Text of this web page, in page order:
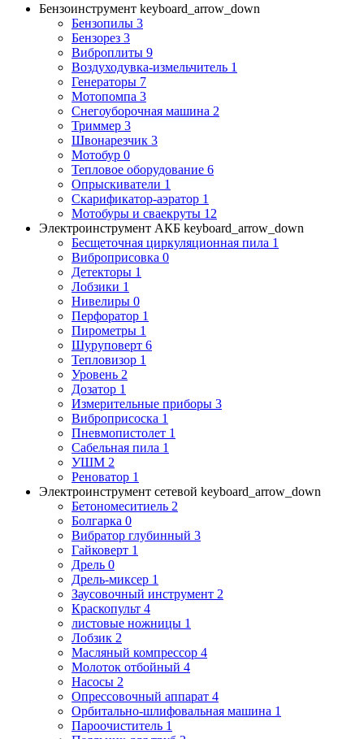
Бензоинструмент keyboard_arrow_down
Бензопилы 3
Бензорез 3
Виброплиты 9
Воздуходувка-измельчитель 1
Генераторы 7
Мотопомпа 3
Снегоуборочная машина 2
Триммер 3
Швонарезчик 3
Мотобур 0
Тепловое оборудование 6
Опрыскиватели 1
Скарификатор-аэратор 1
Мотобуры и сваекруты 12
Электроинструмент АКБ keyboard_arrow_down
Бесщеточная циркуляционная пила 1
Виброприсовка 0
Детекторы 1
Лобзики 1
Нивелиры 0
Перфоратор 1
Пирометры 1
Шуруповерт 6
Тепловизор 1
Уровень 2
Дозатор 1
Измерительные приборы 3
Виброприсоска 1
Пневмопистолет 1
Сабельная пила 1
УШМ 2
Реноватор 1
Электроинструмент сетевой keyboard_arrow_down
Бетономеситиель 2
Болгарка 0
Вибратор глубинный 3
Гайковерт 1
Дрель 0
Дрель-миксер 1
Заусовочный инструмент 2
Краскопульт 4
листовые ножницы 1
Лобзик 2
Масляный компрессор 4
Молоток отбойный 4
Насосы 2
Опрессовочный аппарат 4
Орбитально-шлифовальная машина 1
Пароочиститель 1